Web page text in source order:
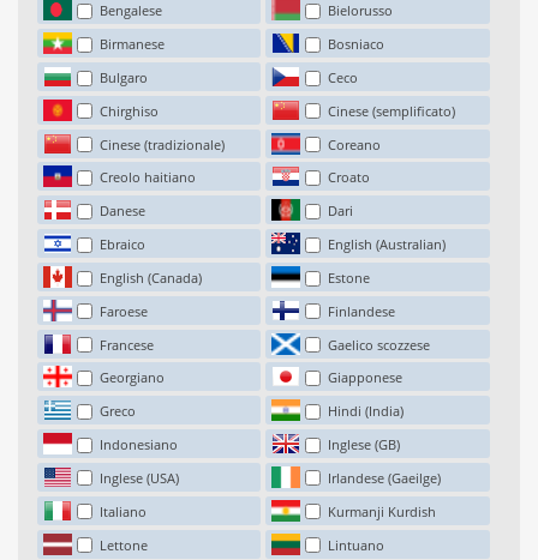
Bengalese
Bielorusso
Birmanese
Bosniaco
Bulgaro
Ceco
Chirghiso
Cinese (semplificato)
Cinese (tradizionale)
Coreano
Creolo haitiano
Croato
Danese
Dari
Ebraico
English (Australian)
English (Canada)
Estone
Faroese
Finlandese
Francese
Gaelico scozzese
Georgiano
Giapponese
Greco
Hindi (India)
Indonesiano
Inglese (GB)
Inglese (USA)
Irlandese (Gaeilge)
Italiano
Kurmanji Kurdish
Lettone
Lintuano